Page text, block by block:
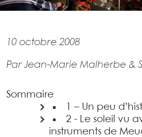
10 octobre 2008
Par Jean-Marie Malherbe &
Sommaire
1 – Un peu
2 - Le soleil vu
instruments de